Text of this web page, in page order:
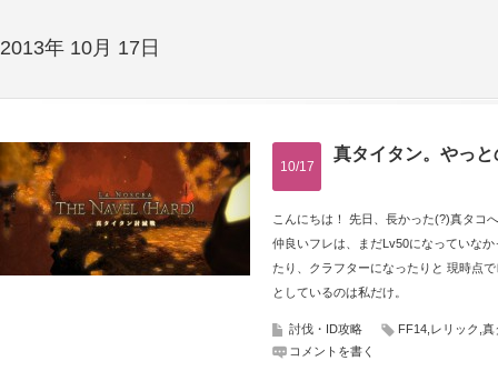
2013年 10月 17日
真タイタン。やっ
10/17
こんにちは！ 先日、長かった(?)真タ
仲良いフレは、まだLv50になっていな
たり、クラフターになったりと 現時点
としているのは私だけ。
討伐・ID攻略 FF14 レリック 真
コメントを書く